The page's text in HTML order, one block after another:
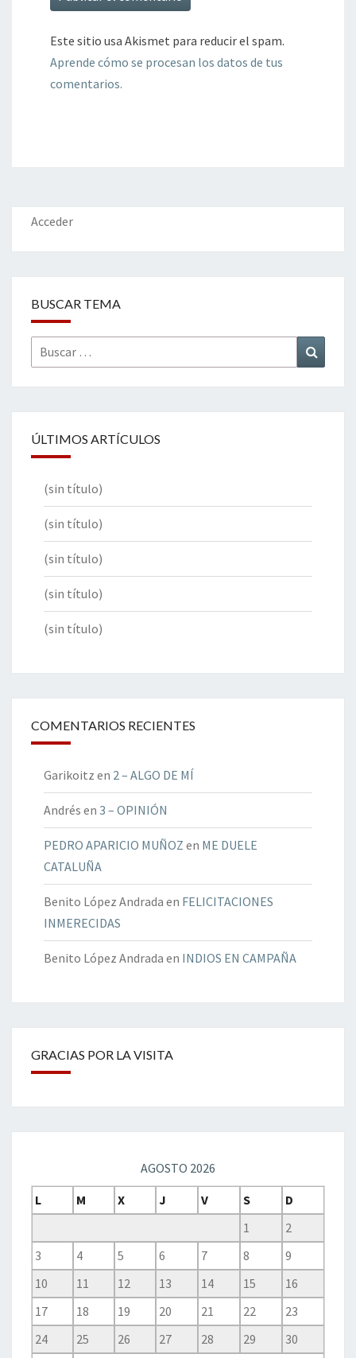
Este sitio usa Akismet para reducir el spam.
Aprende cómo se procesan los datos de tus
comentarios.
Acceder
BUSCAR TEMA
Buscar
por:
ÚLTIMOS ARTÍCULOS
(sin título)
(sin título)
(sin título)
(sin título)
(sin título)
COMENTARIOS RECIENTES
Garikoitz en 2 – ALGO DE MÍ
Andrés en 3 – OPINIÓN
PEDRO APARICIO MUÑOZ en ME DUELE
CATALUÑA
Benito López Andrada en FELICITACIONES
INMERECIDAS
Benito López Andrada en INDIOS EN CAMPAÑA
GRACIAS POR LA VISITA
AGOSTO 2026
L
M X J V S
D
1
2
3
4 5 6 7 8
9
10
11 12 13 14 15
16
17
18 19 20 21 22
23
24
25 26 27 28 29
30